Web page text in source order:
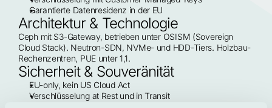
Garantierte Datenresidenz in der EU
Architektur & Technologie
Ceph mit S3-Gateway, betrieben unter OSISM (Sovereign
Cloud Stack). Neutron-SDN, NVMe- und HDD-Tiers. Holzbau-
Rechenzentren, PUE unter 1,1.
Sicherheit & Souveränität
EU-only, kein US Cloud Act
Verschlüsselung at Rest und in Transit